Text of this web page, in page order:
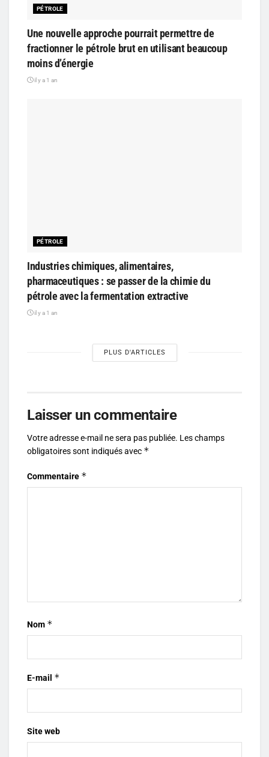
PÉTROLE
Une nouvelle approche pourrait permettre de
fractionner le pétrole brut en utilisant beaucoup
moins d’énergie
il y a 1 an
PÉTROLE
Industries chimiques, alimentaires,
pharmaceutiques : se passer de la chimie du
pétrole avec la fermentation extractive
il y a 1 an
PLUS D'ARTICLES
Laisser un commentaire
Votre adresse e-mail ne sera pas publiée. Les champs
obligatoires sont indiqués avec *
Commentaire *
Nom *
E-mail *
Site web